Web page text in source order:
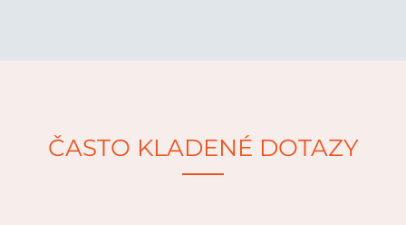
ČASTO KLADENÉ DOTAZY